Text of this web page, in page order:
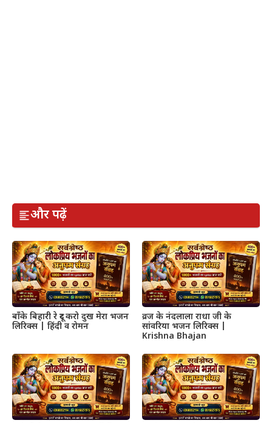
और पढ़ें
बाँके बिहारी रे दूर करो दुख मेरा भजन
लिरिक्स | हिंदी व रोमन
व्रज के नंदलाला राधा जी के
सांवरिया भजन लिरिक्स |
Krishna Bhajan